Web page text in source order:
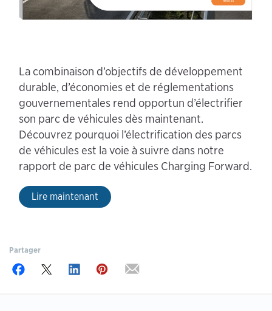
La combinaison d’objectifs de développement
durable, d’économies et de réglementations
gouvernementales rend opportun d’électrifier
son parc de véhicules dès maintenant.
Découvrez pourquoi l’électrification des parcs
de véhicules est la voie à suivre dans notre
rapport de parc de véhicules Charging Forward.
Lire maintenant
Partager